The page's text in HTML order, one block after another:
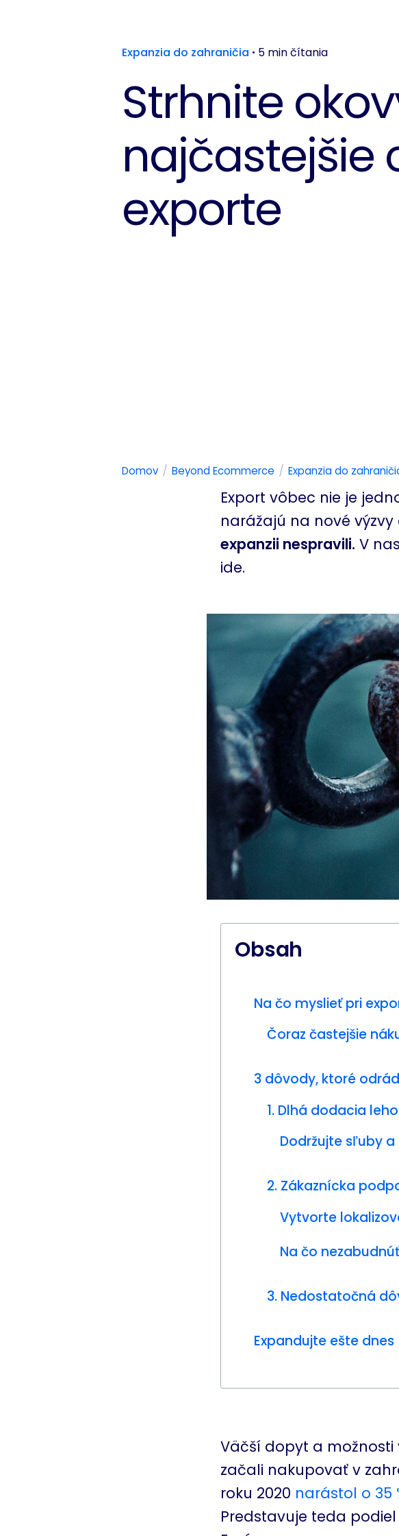
Expanzia do zahraničia 5 min čítania
Strhnite
najčastejšie
exporte
Domov / Beyond Ecommerce / Expanzia do
Export vôbec nie je
narážajú na nové
expanzii nespravili. V
ide.
Obsah
Na čo myslieť pri
Čoraz častejšie
3 dôvody, ktoré
1. Dlhá dodacia
Dodržujte sľuby
2. Zákaznícka
Vytvorte
Na čo
3. Nedostatočná
Expandujte ešte dnes
Väčší dopyt a možnosti
začali nakupovať v
roku 2020 narástol o 35
Predstavuje teda podiel